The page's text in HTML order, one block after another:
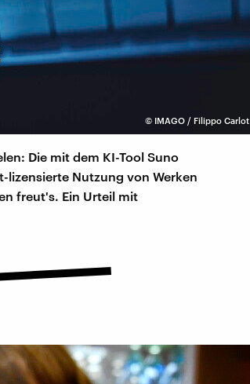
© IMAGO / Filippo Carlot
Die mit dem KI-Tool Suno
lizensierte Nutzung von Werken
freut's. Ein Urteil mit